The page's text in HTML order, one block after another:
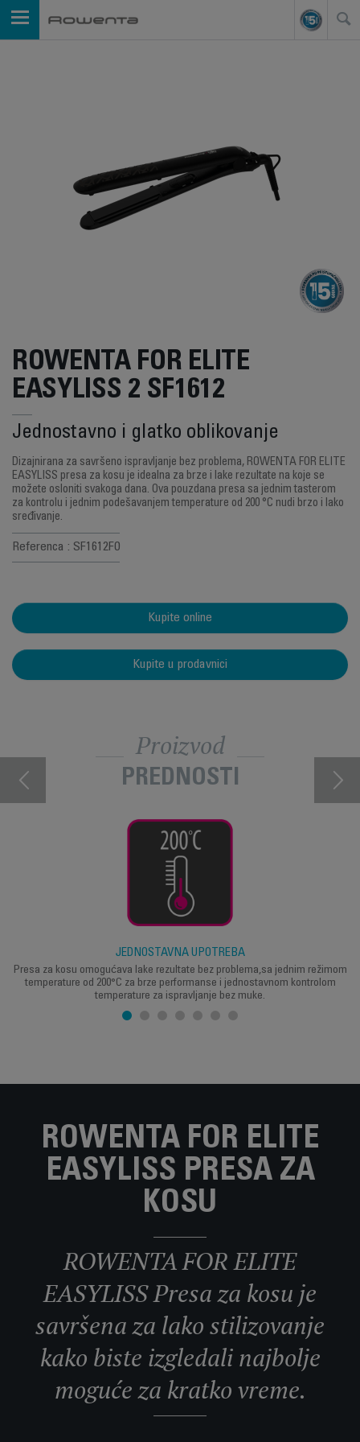
ROWENTA FOR ELITE
EASYLISS 2 SF1612
Jednostavno i glatko oblikovanje
Dizajnirana za savršeno ispravljanje bez problema, ROWENTA FOR ELITE
EASYLISS presa za kosu je idealna za brze i lake rezultate na koje se
možete osloniti svakoga dana. Ova pouzdana presa sa jednim tasterom
za kontrolu i jednim podešavanjem temperature od 200 °C nudi brzo i lako
sređivanje.
Referenca : SF1612F0
Kupite online
Kupite u prodavnici
Proizvod
PREDNOSTI
JEDNOSTAVNA UPOTREBA
Presa za kosu omogućava lake rezultate bez problema,sa jednim režimom
temperature od 200°C za brze performanse i jednostavnom kontrolom
temperature za ispravljanje bez muke.
ROWENTA FOR ELITE
EASYLISS PRESA ZA
KOSU
ROWENTA FOR ELITE
EASYLISS Presa za kosu je
savršena za lako stilizovanje
kako biste izgledali najbolje
moguće za kratko vreme.